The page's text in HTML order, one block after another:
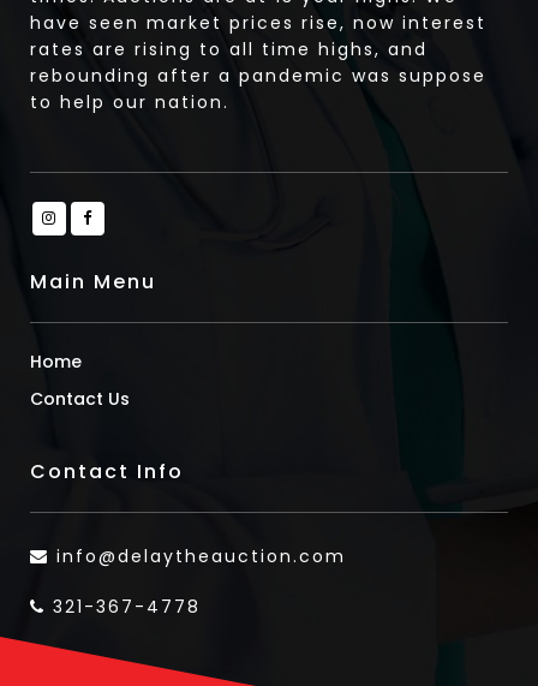
have seen market prices rise, now interest
rates are rising to all time highs, and
rebounding after a pandemic was suppose
to help our nation.
Main Menu
Home
Contact Us
Contact Info
info@delaytheauction.com
321-367-4778